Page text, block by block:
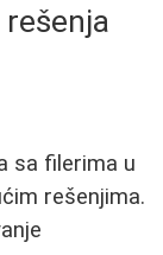
sa filerima u
rešenjima.